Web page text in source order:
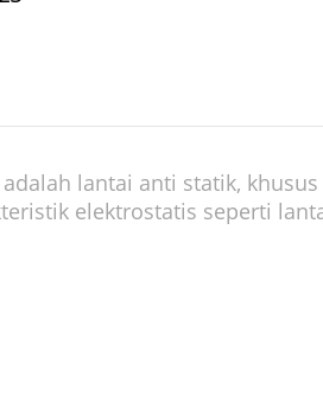
lantai anti statik,
elektrostatis seperti